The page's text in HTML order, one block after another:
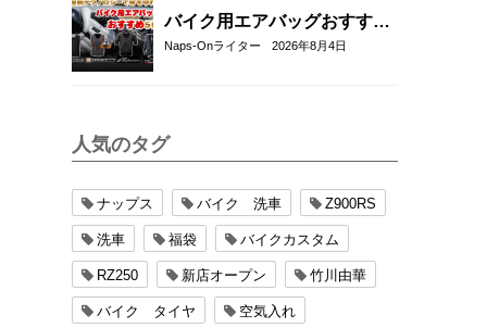
バイク用エアバッグおすすめ
5選！｜RSタイチ・HYOD・
Naps-Onライター 2026年8月4日
人気のタグ
ナップス バイク 洗車 Z900RS
洗車 福袋 バイクカスタム
RZ250 新店オープン 竹川由華
バイク タイヤ 空気入れ